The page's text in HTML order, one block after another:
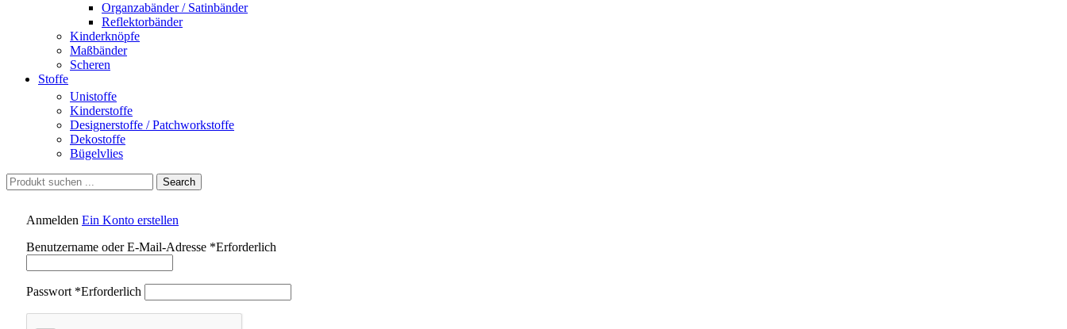
Organzabänder / Satinbänder
Reflektorbänder
Kinderknöpfe
Maßbänder
Scheren
Stoffe
Unistoffe
Kinderstoffe
Designerstoffe / Patchworkstoffe
Dekostoffe
Bügelvlies
Search
Anmelden Ein Konto erstellen
Benutzername oder E-Mail-Adresse *Erforderlich
Passwort *Erforderlich